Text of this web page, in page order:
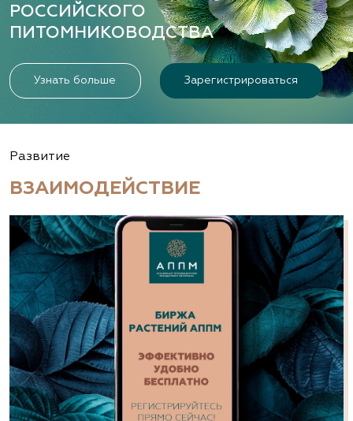
РОССИЙСКОГО
ПИТОМНИКОВОДСТВА
Узнать больше Зарегистрироваться
Развитие
ВЗАИМОДЕЙСТВИЕ